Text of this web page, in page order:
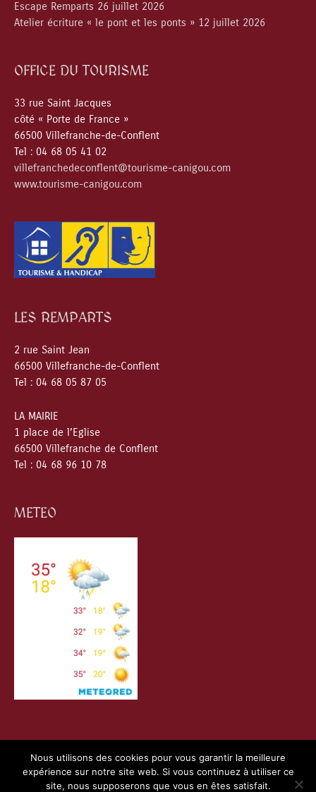
Escape Remparts 26 juillet 2026
Atelier écriture « le pont et les ponts » 12 juillet 2026
OFFICE DU TOURISME
33 rue Saint Jacques
côté « Porte de France »
66500 Villefranche-de-Conflent
Tel : 04 68 05 41 02
villefranchedeconflent@tourisme-canigou.com
www.tourisme-canigou.com
LES REMPARTS
2 rue Saint Jean
66500 Villefranche-de-Conflent
Tel : 04 68 05 87 05
LA MAIRIE
1 place de l’Eglise
66500 Villefranche de Conflent
Tel : 04 68 96 10 78
METEO
Copyright © 2026 Villefranche de Conflent | Création
Nous utilisons des cookies pour vous garantir la meilleure
expérience sur notre site web. Si vous continuez à utiliser ce
site, nous supposerons que vous en êtes satisfait.